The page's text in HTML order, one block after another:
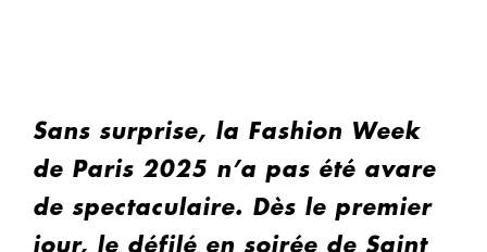
Sans surprise, la Fashion Week
de Paris 2025 n’a pas été avare
de spectaculaire. Dès le premier
jour, le défilé en soirée de Saint